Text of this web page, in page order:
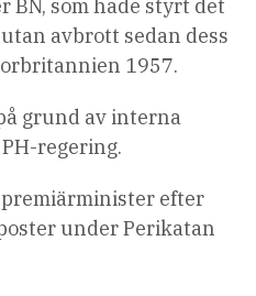
BN, som hade styrt det
avbrott sedan dess
1957.
grund av interna
regering.
efter
under Perikatan